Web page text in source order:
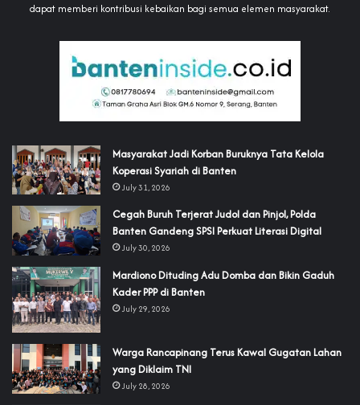
dapat memberi kontribusi kebaikan bagi semua elemen masyarakat.
‎Masyarakat Jadi Korban Buruknya Tata Kelola
Koperasi Syariah di Banten
July 31, 2026
Cegah Buruh Terjerat Judol dan Pinjol, Polda
Banten Gandeng SPSI Perkuat Literasi Digital
July 30, 2026
‎Mardiono Dituding Adu Domba dan Bikin Gaduh
Kader PPP di Banten
July 29, 2026
‎Warga Rancapinang Terus Kawal Gugatan Lahan
yang Diklaim TNI‎‎
July 28, 2026